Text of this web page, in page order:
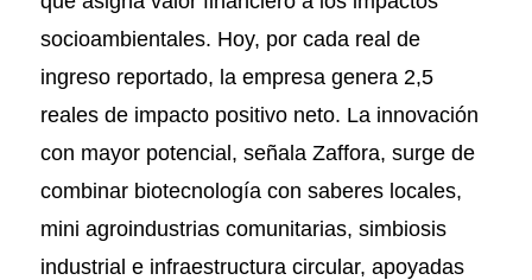
socioambientales. Hoy, por cada real de
ingreso reportado, la empresa genera 2,5
reales de impacto positivo neto. La innovación
con mayor potencial, señala Zaffora, surge de
combinar biotecnología con saberes locales,
mini agroindustrias comunitarias, simbiosis
industrial e infraestructura circular, apoyadas